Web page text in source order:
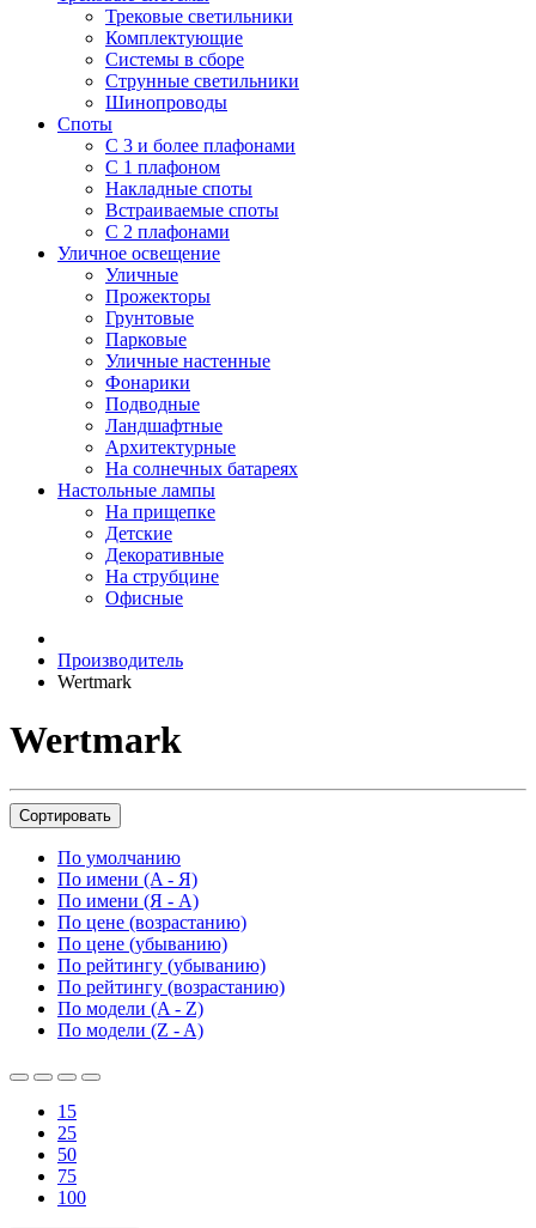
Трековые светильники
Комплектующие
Системы в сборе
Струнные светильники
Шинопроводы
Споты
С 3 и более плафонами
С 1 плафоном
Накладные споты
Встраиваемые споты
С 2 плафонами
Уличное освещение
Уличные
Прожекторы
Грунтовые
Парковые
Уличные настенные
Фонарики
Подводные
Ландшафтные
Архитектурные
На солнечных батареях
Настольные лампы
На прищепке
Детские
Декоративные
На струбцине
Офисные
Производитель
Wertmark
Wertmark
Сортировать
По умолчанию
По имени (A - Я)
По имени (Я - A)
По цене (возрастанию)
По цене (убыванию)
По рейтингу (убыванию)
По рейтингу (возрастанию)
По модели (A - Z)
По модели (Z - A)
15
25
50
75
100